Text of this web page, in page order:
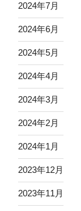
2024年7月
2024年6月
2024年5月
2024年4月
2024年3月
2024年2月
2024年1月
2023年12月
2023年11月